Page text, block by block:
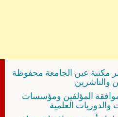
مكتبة عين الجامعة محفوظة
والناشرين
المؤلفين ومؤسسات
والدوريات العلمية